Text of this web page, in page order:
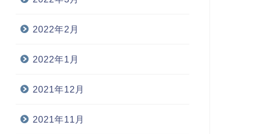
2022年2月
2022年1月
2021年12月
2021年11月